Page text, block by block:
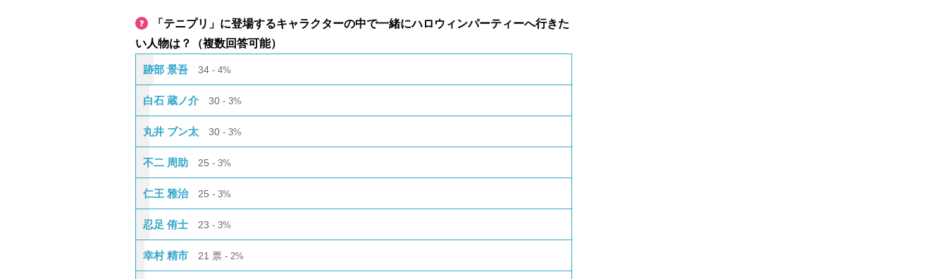
「テニプリ」に登場するキャラクターの中で一緒にハロウィンパーティーへ行きた
い人物は？（複数回答可能）
跡部 景吾 34 4%
白石 蔵ノ介 30 3%
丸井 ブン太 30 3%
不二 周助 25 3%
仁王 雅治 25 3%
忍足 侑士 23 3%
幸村 精市 21 票 2%